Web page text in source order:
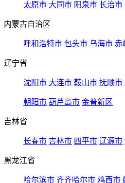
太原市 大同市 阳泉市 长治市
内蒙古自治区
呼和浩特市 包头市 乌海市 赤
辽宁省
沈阳市 大连市 鞍山市 抚顺市
朝阳市 葫芦岛市 金普新区
吉林省
长春市 吉林市 四平市 辽源市
黑龙江省
哈尔滨市 齐齐哈尔市 鸡西市